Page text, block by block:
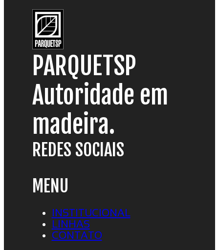
PARQUETSP
Autoridade em
madeira.
REDES SOCIAIS
MENU
INSTITUCIONAL
LINHAS
CONTATO